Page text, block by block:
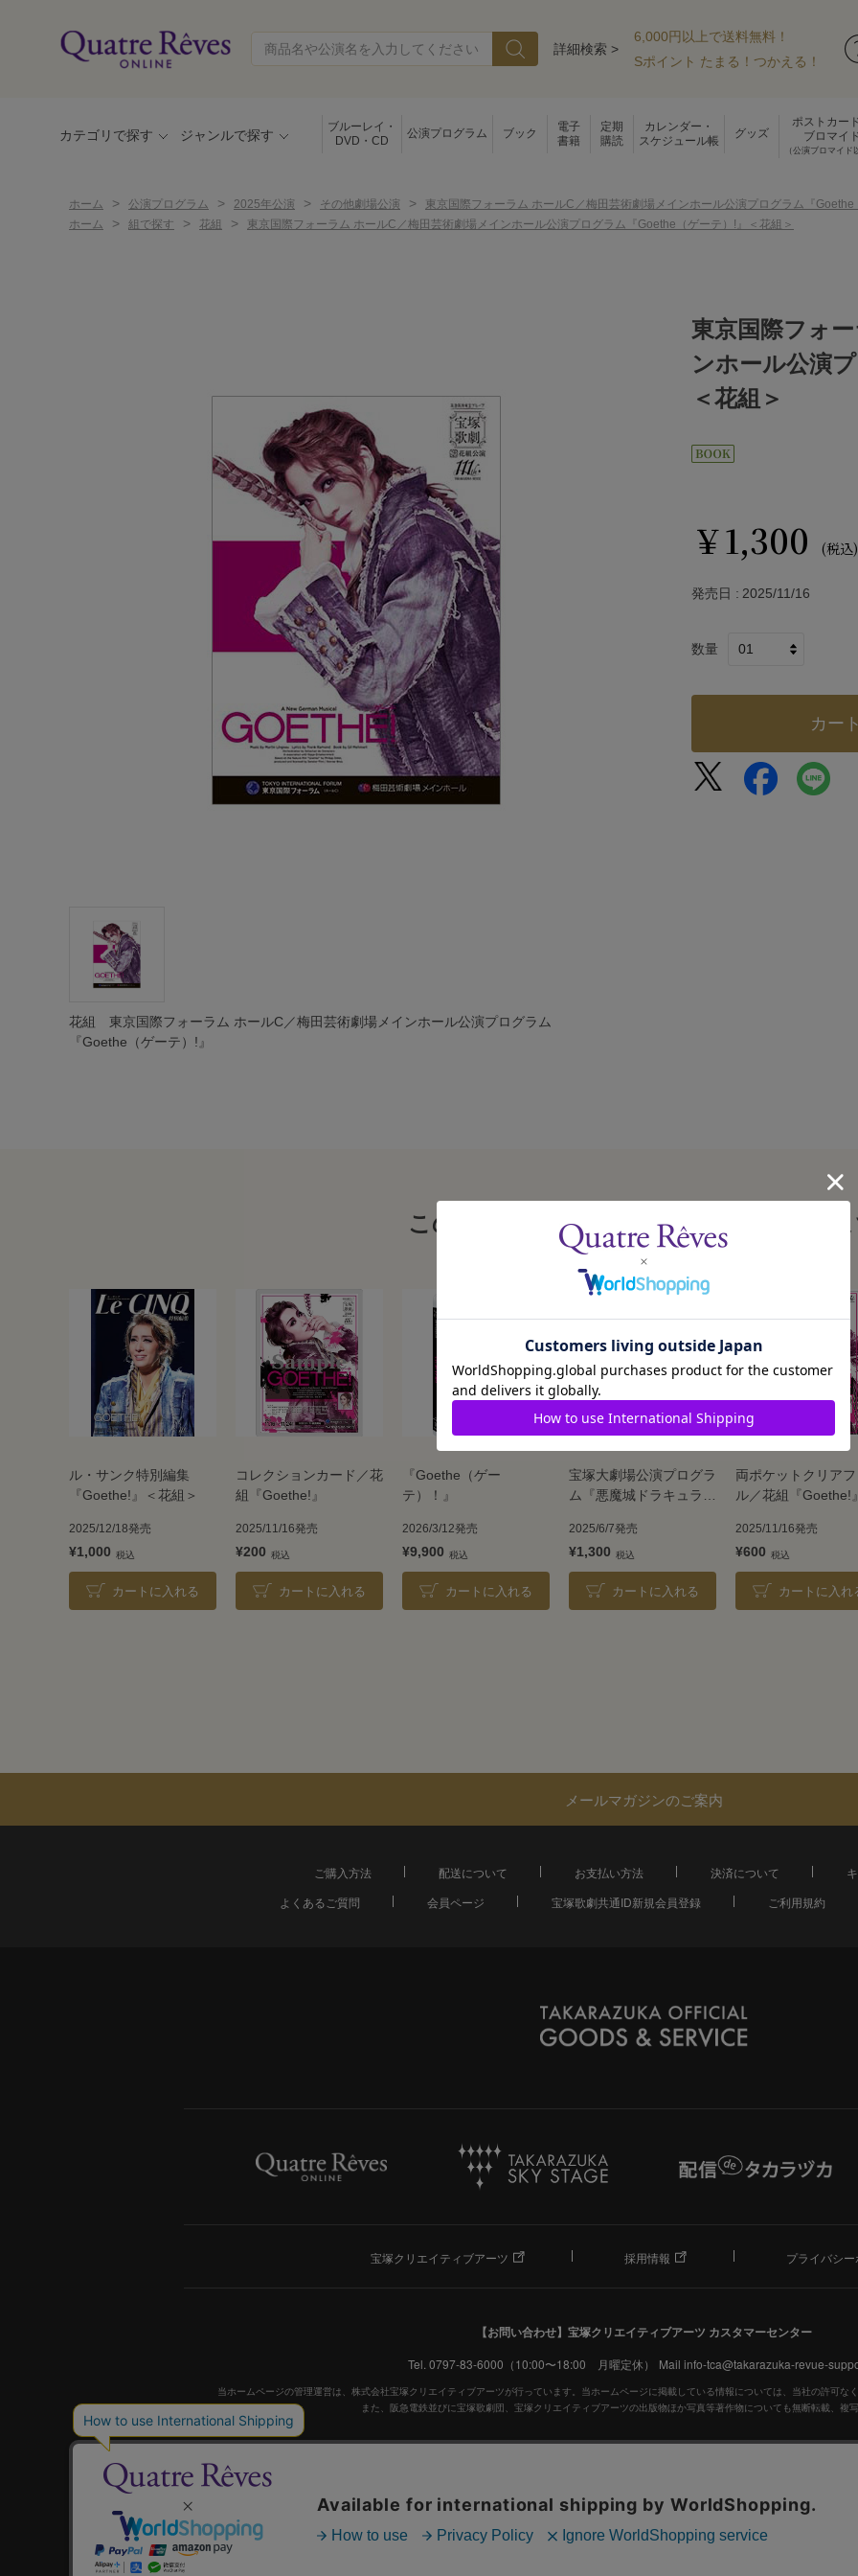
詳細検索 >
6,000円以上で送料無料！
Sポイント たまる！つかえる！
カテゴリで探す ジャンルで探す
ブルーレイ・
DVD・CD
公演プログラム ブック
電子
書籍
定期
購読
カレンダー・
スケジュール帳
グッズ
ポストカー
ブロマイ
（公演ブロマイド
ホーム > 公演プログラム > 2025年公演 > その他劇場公演 >
東京国際フォーラム ホールC／梅田芸術劇場メインホール公演プログラム『
ホーム
> 組で探す > 花組 > 東京国際フォーラム ホールC／梅田芸術劇場メインホール公演プログラム『Goethe（ゲーテ）!』＜花組＞
花組 東京国際フォーラム ホールC／梅田芸術劇場メインホール公演プログラム
『Goethe（ゲーテ）!』
東京国際フォ
ンホール公演
＜花組＞
￥1,300 (税込)
発売日 2025/11/16
数量
カー
この商品を見た人はこんな商品も見てい
ル・サンク特別編集
『Goethe!』＜花組＞
2025/12/18発売
¥1,000
カートに入れる
コレクションカード／花
組『Goethe!』
2025/11/16発売
¥200
カートに入れる
『Goethe（ゲー
テ）！』
2026/3/12発売
¥9,900
カートに入れる
宝塚大劇場公演プログラ
ム『悪魔城ドラキュラ』
花組＞
2025/6/7発売
¥1,300
カートに入れる
両ポケットクリア
ル／花組『Goethe!
2025/11/16発売
¥600
カートに入れ
メールマガジンのご案内
ご購入方法 配送について お支払い方法 決済について
よくあるご質問
会員ページ 宝塚歌劇共通ID新規会員登録 ご利用規約
宝塚クリエイティブアーツ 採用情報 プライバシ
【お問い合わせ】 宝塚クリエイティブアーツ カスタマーセンター
Tel. 0797-83-6000（10:00〜18:00 月曜定休） Mail info-tca@takarazuka-revue-
当ホームページの管理運営は、株式会社宝塚クリエイティブアーツが行っています。当ホームページに掲載している情報については、当社の許可な
また、阪急電鉄並びに宝塚歌劇団、宝塚クリエイティブアーツの出版物ほか写真等著作物についても無断転載、複
JASRAC許諾番号：S0507081515
JASRAC許諾番号：9009941002Y45040